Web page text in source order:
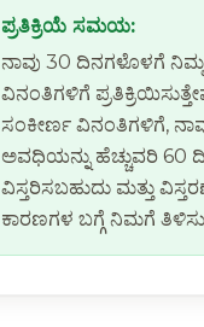
ಪ್ರತಿಕ್ರಿಯೆ ಸಮಯ:
ನಾವು 30 ದಿನಗಳೊಳಗೆ
ವಿನಂತಿಗಳಿಗೆ
ಸಂಕೀರ್ಣ ವಿನಂತಿಗಳಿಗೆ,
ಅವಧಿಯನ್ನು ಹೆಚ್ಚುವರಿ 60
ವಿಸ್ತರಿಸಬಹುದು ಮತ್ತು
ಕಾರಣಗಳ ಬಗ್ಗೆ ನಿಮಗೆ